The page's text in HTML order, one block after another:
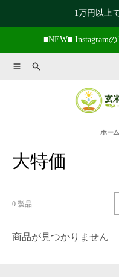
1万円以上
■NEW■ Instagram
メニュー捜索
ホー
大特価
0 製品
商品が見つかりません